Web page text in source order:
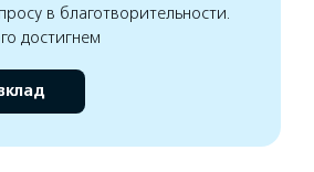
в благотворительности.
достигнем